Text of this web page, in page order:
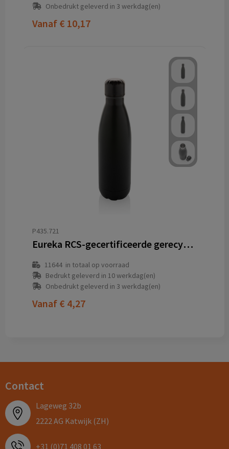
Onbedrukt geleverd in 3 werkdag(en)
Vanaf € 10,17
P435.721
Eureka RCS-gecertificeerde gerecycled rvs enkelwandige fles
11644in totaal op voorraad
Bedrukt geleverd in 10 werkdag(en)
Onbedrukt geleverd in 3 werkdag(en)
Vanaf € 4,27
Contact
Lageweg 32b
2222 AG Katwijk (ZH)
+31 (0)71 408 01 63